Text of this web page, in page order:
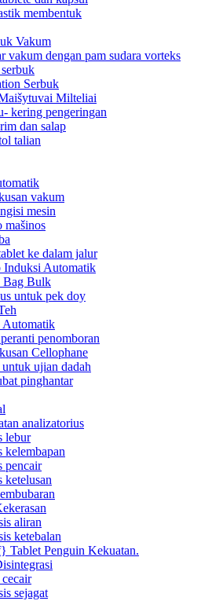
membentuk
Vakum
vakum dengan pam sudara vorteks
Serbuk
Milteliai
kering pengeringan
dan salap
talian
vakum
mesin
mašinos
ke dalam jalur
Induksi Automatik
Bag Bulk
untuk pek doy
Automatik
penomboran
Cellophane
ujian dadah
pinghantar
analizatorius
lebur
kelembapan
pencair
ketelusan
aliran
ketebalan
Penguin Kekuatan.
sejagat